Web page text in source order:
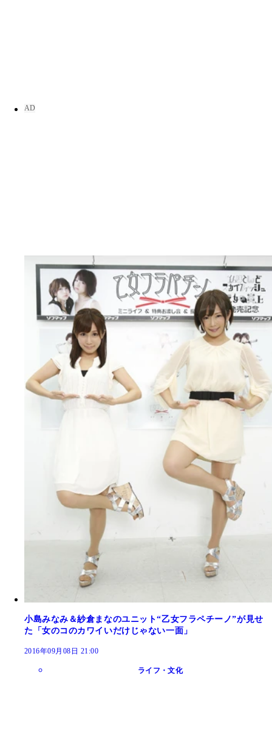
小島みなみ＆紗倉まなのユニット“乙女フラペチーノ”が見せ
た「女のコのカワイいだけじゃない一面」
2016年09月08日 21:00
ライフ・文化